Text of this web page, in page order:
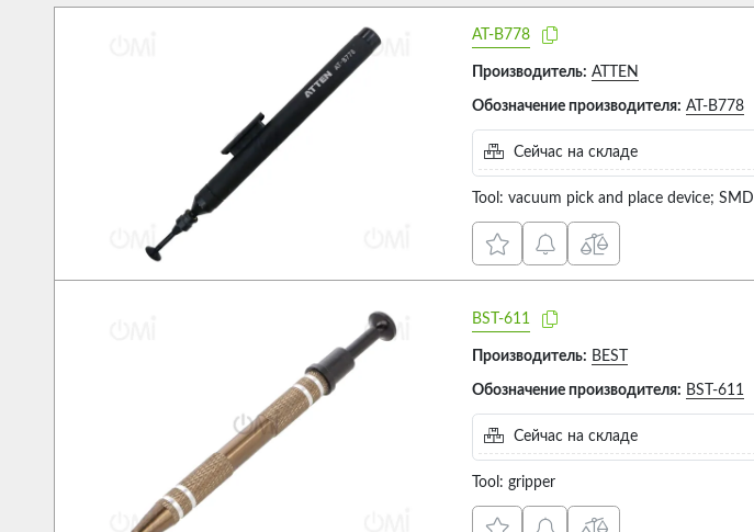
AT-B778
Производитель: ATTEN
Обозначение производителя: AT-B778
Сейчас на складе
Tool: vacuum pick and place device; SMD
BST-611
Производитель: BEST
Обозначение производителя: BST-611
Сейчас на складе
Tool: gripper